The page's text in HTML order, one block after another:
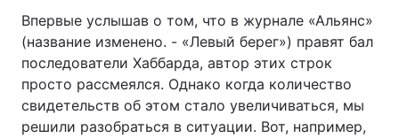
Впервые услышав о том, что в журнале «Альянс»
(название изменено. - «Левый берег») правят бал
последователи Хаббарда, автор этих строк
просто рассмеялся. Однако когда количество
свидетельств об этом стало увеличиваться, мы
решили разобраться в ситуации. Вот, например,